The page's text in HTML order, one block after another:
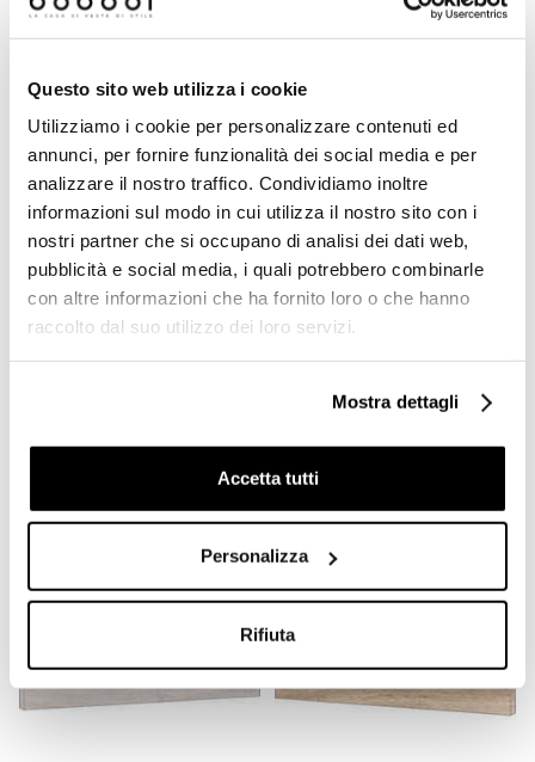
Questo sito web utilizza i cookie
Utilizziamo i cookie per personalizzare contenuti ed
annunci, per fornire funzionalità dei social media e per
analizzare il nostro traffico. Condividiamo inoltre
informazioni sul modo in cui utilizza il nostro sito con i
nostri partner che si occupano di analisi dei dati web,
pubblicità e social media, i quali potrebbero combinarle
con altre informazioni che ha fornito loro o che hanno
raccolto dal suo utilizzo dei loro servizi.
Mostra dettagli
Accetta tutti
Personalizza
Rifiuta
Prodotti simili
Offerta
€ 24,15/MQ
-71%
Gres porcellanato rettificato
€ 19,40/MQ